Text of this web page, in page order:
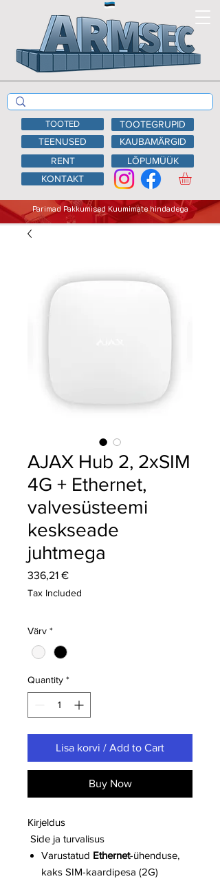
TEENUSED
KAUBAMÄRGID
RENT
LÕPUMÜÜK
KONTAKT
Parimad Pakkumised Kuumimate hindadega
TOOTED TOOTEGRUPID
AJAX Hub 2, 2xSIM
4G + Ethernet,
valvesüsteemi
keskseade
juhtmega
336,21 €Price
Tax Included
Värv *
Quantity *
Lisa korvi / Add to Cart
Buy Now
Kirjeldus
Side ja turvalisus
Varustatud Ethernet-ühenduse,
kaks SIM-kaardipesa (2G)